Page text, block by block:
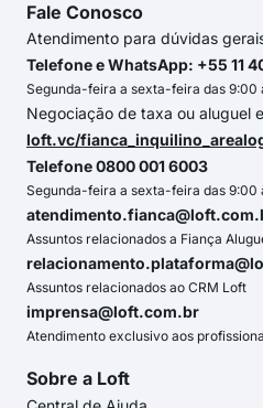
Fale Conosco
Atendimento para dúvidas
Telefone e WhatsApp: +55 11
Segunda-feira a sexta-feira das 9:00
Negociação de taxa ou aluguel
loft.vc/
Telefone 0800 001 6003
Segunda-feira a sexta-feira das 9:00
Assuntos relacionados a Fiança
Assuntos relacionados ao CRM Loft
imprensa@loft.com.br
Atendimento exclusivo aos
Sobre a Loft